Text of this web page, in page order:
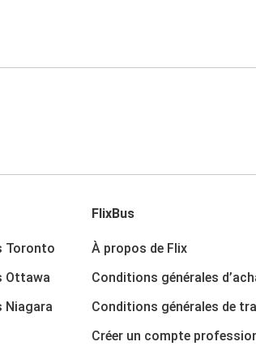
Toronto
Ottawa
Niagara
FlixBus
À propos de Flix
Conditions générales
Conditions générales de
Créer un compte